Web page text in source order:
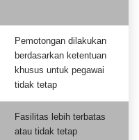
Pemotongan dilakukan
berdasarkan ketentuan
khusus untuk pegawai
tidak tetap
Fasilitas lebih terbatas
atau tidak tetap